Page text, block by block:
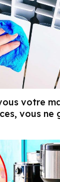
votre
vous ne